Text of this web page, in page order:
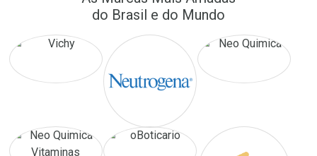
Ativar Desconto
Por Menos Laboratório
Ativar Desconto
Por Menos
do Brasil e do Mundo